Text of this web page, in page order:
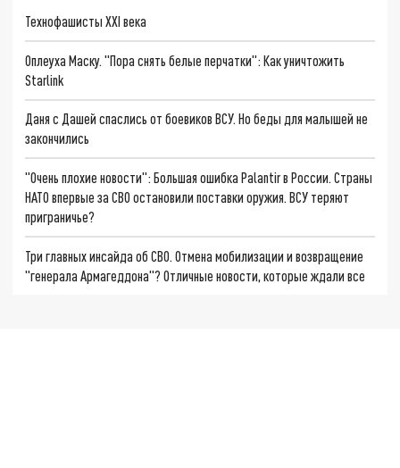
Технофашисты XXI века
Оплеуха Маску. "Пора снять белые перчатки": Как уничтожить
Starlink
Даня с Дашей спаслись от боевиков ВСУ. Но беды для малышей не
закончились
"Очень плохие новости": Большая ошибка Palantir в России. Страны
НАТО впервые за СВО остановили поставки оружия. ВСУ теряют
приграничье?
Три главных инсайда об СВО. Отмена мобилизации и возвращение
"генерала Армагеддона"? Отличные новости, которые ждали все